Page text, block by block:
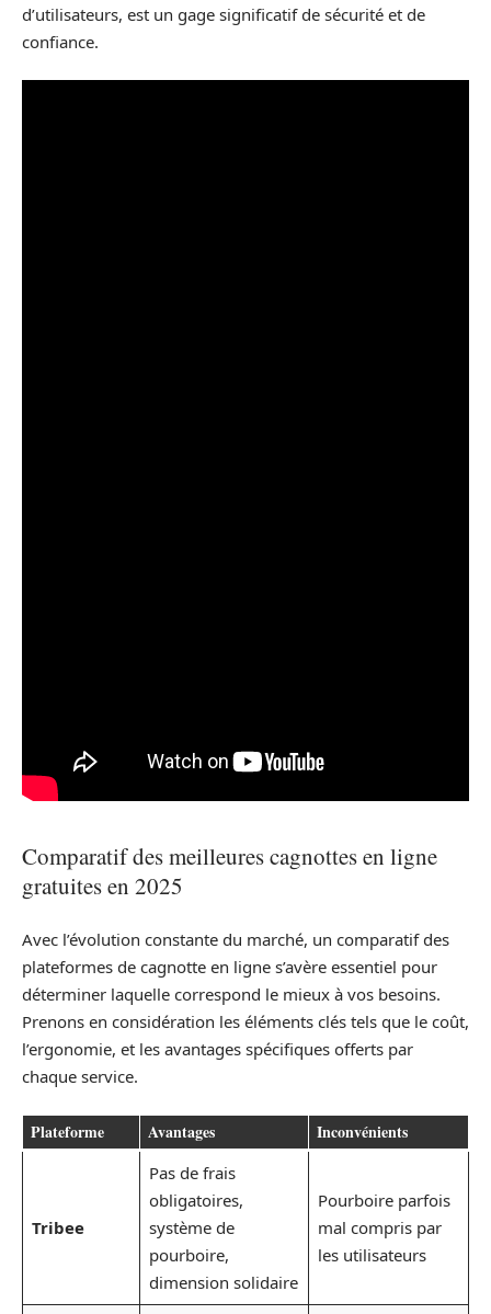
d’utilisateurs, est un gage significatif de sécurité et de
confiance.
Comparatif des meilleures cagnottes en ligne
gratuites en 2025
Avec l’évolution constante du marché, un comparatif des
plateformes de cagnotte en ligne s’avère essentiel pour
déterminer laquelle correspond le mieux à vos besoins.
Prenons en considération les éléments clés tels que le coût,
l’ergonomie, et les avantages spécifiques offerts par
chaque service.
Plateforme Avantages Inconvénients
Tribee
Pas de frais
obligatoires,
système de
pourboire,
dimension solidaire
Pourboire parfois
mal compris par
les utilisateurs